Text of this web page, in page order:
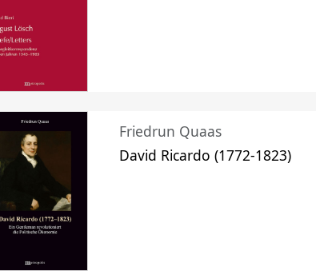
Friedrun Quaas
David Ricardo (1772-1823)